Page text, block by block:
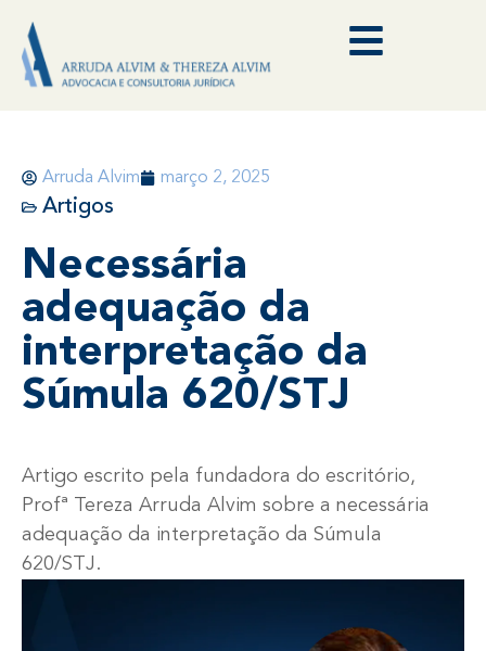
Arruda Alvim março 2, 2025
Artigos
Necessária
adequação da
interpretação da
Súmula 620/STJ
Artigo escrito pela fundadora do escritório,
Profª Tereza Arruda Alvim sobre a necessária
adequação da interpretação da Súmula
620/STJ.